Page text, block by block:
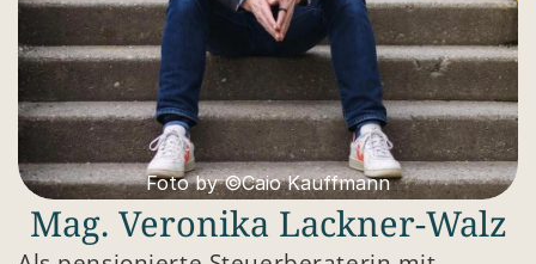
Foto by ©Caio Kauffmann
Mag. Veronika Lackner-Walz